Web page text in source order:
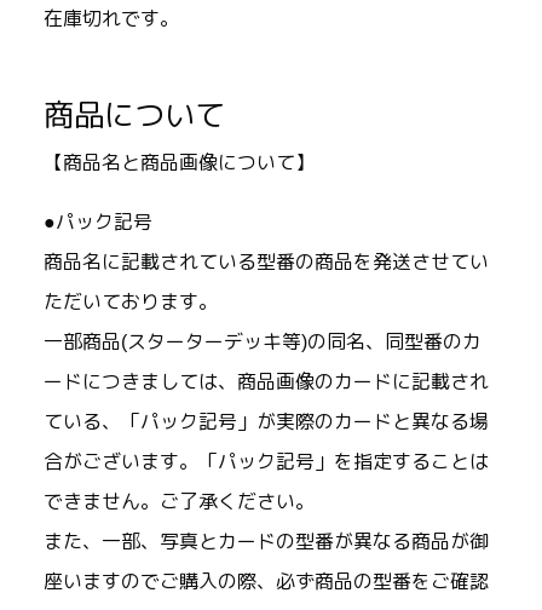
在庫切れです。
商品について
【商品名と商品画像について】
●パック記号
商品名に記載されている型番の商品を発送させてい
ただいております。
一部商品(スターターデッキ等)の同名、同型番のカ
ードにつきましては、商品画像のカードに記載され
ている、「パック記号」が実際のカードと異なる場
合がございます。「パック記号」を指定することは
できません。ご了承ください。
また、一部、写真とカードの型番が異なる商品が御
座いますのでご購入の際、必ず商品の型番をご確認